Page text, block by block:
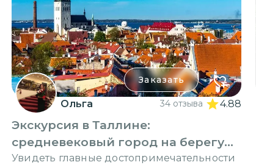
Заказать
Ольга 34 отзыва 4.88
Экскурсия в Таллине:
средневековый город на берегу
моря
Увидеть главные достопримечательности